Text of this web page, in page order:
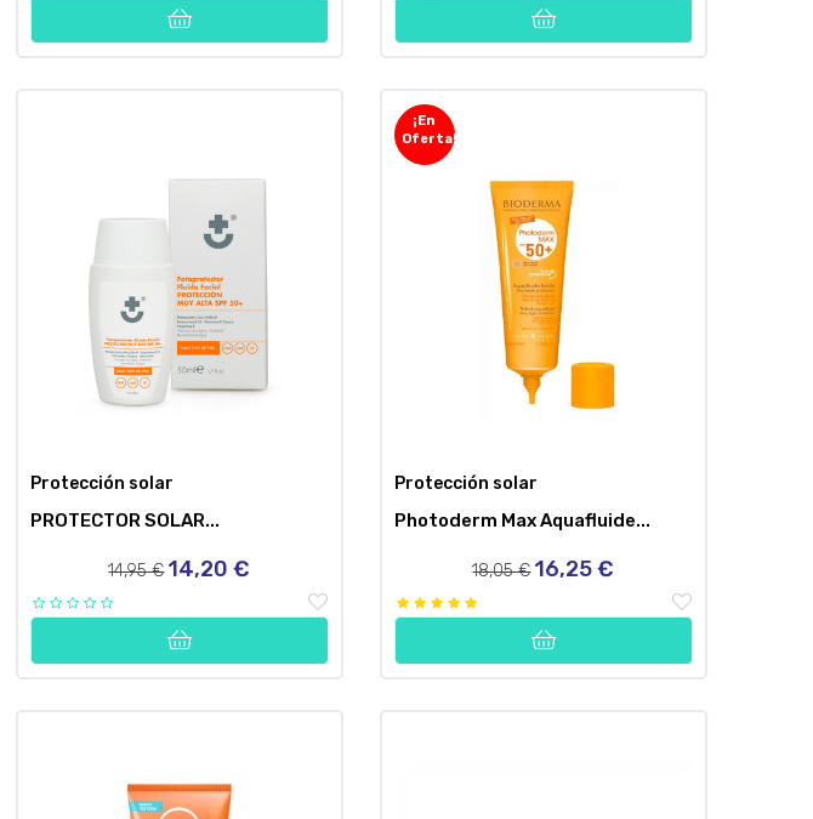
Protección solar
PROTECTOR SOLAR...
Precio
14,95 € Precio
14,20 €
¡En
Oferta!
Protección solar
Photoderm Max Aquafluide...
Precio
18,05 € Precio
16,25 €